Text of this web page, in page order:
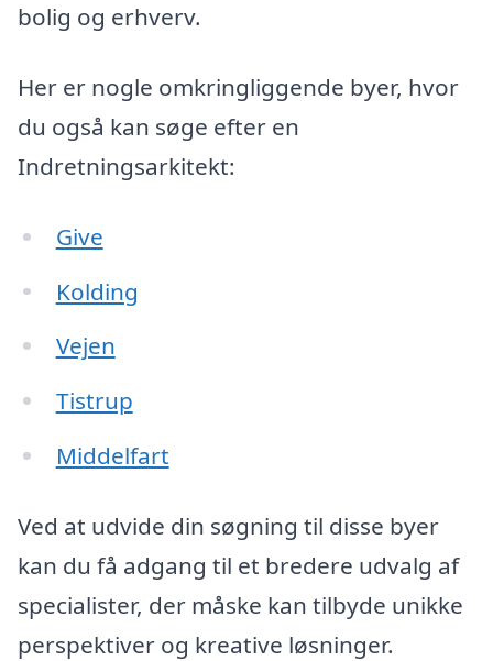
bolig og erhverv.
Her er nogle omkringliggende byer, hvor
du også kan søge efter en
Indretningsarkitekt:
Give
Kolding
Vejen
Tistrup
Middelfart
Ved at udvide din søgning til disse byer
kan du få adgang til et bredere udvalg af
specialister, der måske kan tilbyde unikke
perspektiver og kreative løsninger.